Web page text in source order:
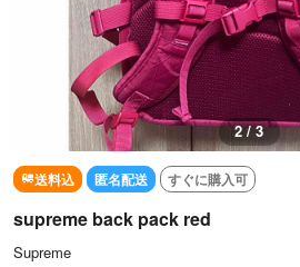
2 / 3
送料込 匿名配送 すぐに購入可
supreme back pack red
Supreme